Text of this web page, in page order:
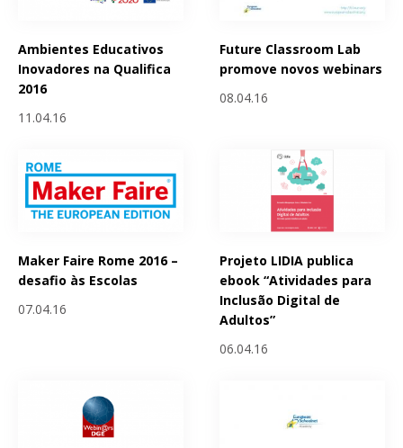
Ambientes Educativos
Inovadores na Qualifica
2016
11.04.16
Future Classroom Lab
promove novos webinars
08.04.16
Maker Faire Rome 2016 –
desafio às Escolas
07.04.16
Projeto LIDIA publica
ebook “Atividades para
Inclusão Digital de
Adultos”
06.04.16